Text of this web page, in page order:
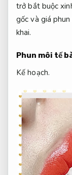
trở bắt buộc
gốc và giá
khai.
Phun môi tế
Kế hoạch.